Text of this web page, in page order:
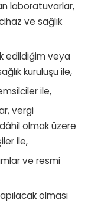
laboratuvarlar,
ve sağlık
edildiğim veya
kuruluşu ile,
ile,
vergi
olmak üzere
ile,
ve resmi
olması